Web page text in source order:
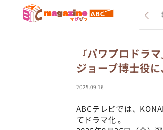
新着 インタビュー
『パワプロドラ
ジョーブ博士役
2025.09.16
ABCテレビでは、
てドラマ化 。